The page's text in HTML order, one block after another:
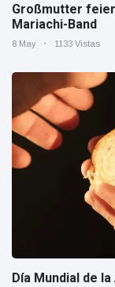
Großmutter
Mariachi-Band
8 May 1133 Vistas
Día Mundial de